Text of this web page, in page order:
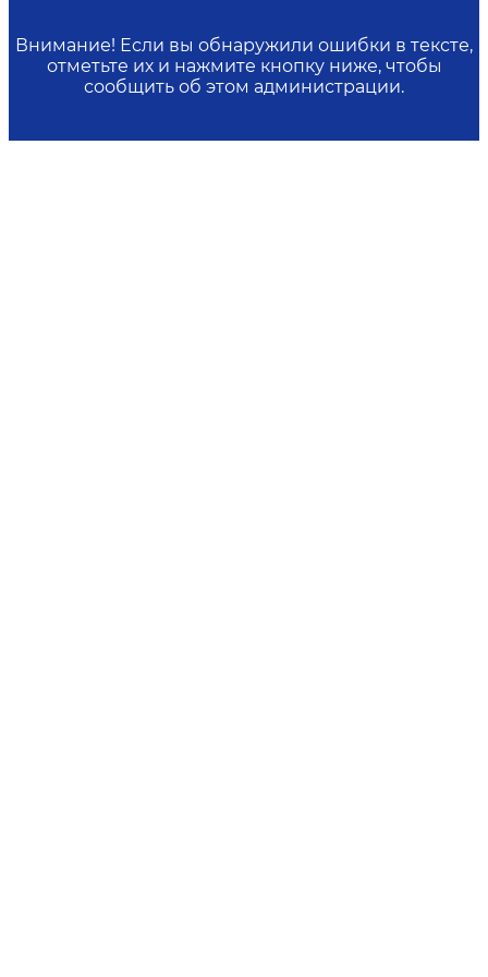
Внимание! Если вы обнаружили ошибки в тексте,
отметьте их и нажмите кнопку ниже, чтобы
сообщить об этом администрации.